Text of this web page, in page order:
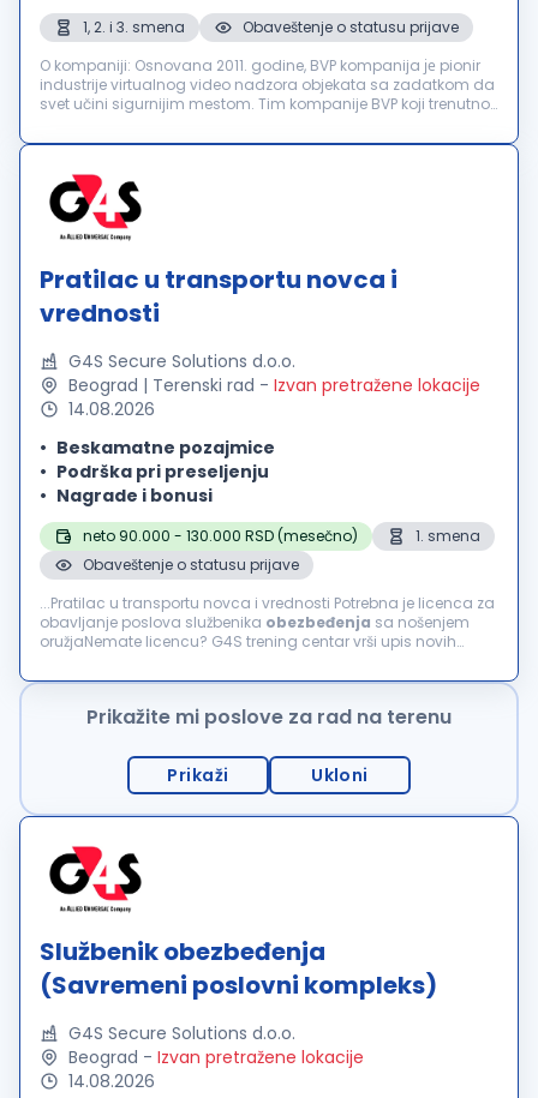
1, 2. i 3. smena
Obaveštenje o statusu prijave
O kompaniji: Osnovana 2011. godine, BVP kompanija је pionir
industrije virtualnog video nadzora objekata sa zadatkom da
svet učini sigurnijim mestom. Tim kompanije BVP koji trenutno
se bil...
Pratilac u transportu novca i
vrednosti
G4S Secure Solutions d.o.o.
Beograd | Terenski rad - Izvan pretražene lokacije
14.08.2026
Beskamatne pozajmice
Podrška pri preseljenju
Nagrade i bonusi
neto 90.000 - 130.000 RSD (mesečno)
1. smena
Obaveštenje o statusu prijave
...Pratilac u transportu novca i vrednosti Potrebna je licenca za
obavljanje poslova službenika obezbeđenja sa nošenjem
oružjaNemate licencu? G4S trening centar vrši upis novih
Obezbeđenje...
Prikažite mi poslove za rad na terenu
Prikaži Ukloni
Službenik obezbeđenja
(Savremeni poslovni kompleks)
G4S Secure Solutions d.o.o.
Beograd - Izvan pretražene lokacije
14.08.2026